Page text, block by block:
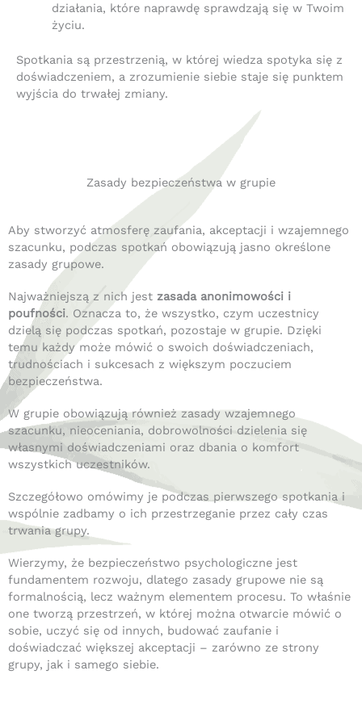
działania, które naprawdę sprawdzają się w Twoim
życiu.
Spotkania są przestrzenią, w której wiedza spotyka się z
doświadczeniem, a zrozumienie siebie staje się punktem
wyjścia do trwałej zmiany.
Zasady bezpieczeństwa w grupie
Aby stworzyć atmosferę zaufania, akceptacji i wzajemnego
szacunku, podczas spotkań obowiązują jasno określone
zasady grupowe.
Najważniejszą z nich jest zasada anonimowości i
poufności. Oznacza to, że wszystko, czym uczestnicy
dzielą się podczas spotkań, pozostaje w grupie. Dzięki
temu każdy może mówić o swoich doświadczeniach,
trudnościach i sukcesach z większym poczuciem
bezpieczeństwa.
W grupie obowiązują również zasady wzajemnego
szacunku, nieoceniania, dobrowolności dzielenia się
własnymi doświadczeniami oraz dbania o komfort
wszystkich uczestników.
Szczegółowo omówimy je podczas pierwszego spotkania i
wspólnie zadbamy o ich przestrzeganie przez cały czas
trwania grupy.
Wierzymy, że bezpieczeństwo psychologiczne jest
fundamentem rozwoju, dlatego zasady grupowe nie są
formalnością, lecz ważnym elementem procesu. To właśnie
one tworzą przestrzeń, w której można otwarcie mówić o
sobie, uczyć się od innych, budować zaufanie i
doświadczać większej akceptacji – zarówno ze strony
grupy, jak i samego siebie.